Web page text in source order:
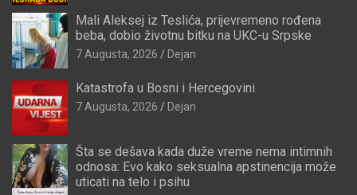
Mali Aleksej iz Teslića, prijevremeno rođena
beba, dobio životnu bitku na UKC-u Srpske
7 Augusta, 2026 Dejan
Katastrofa u Bosni i Hercegovini
7 Augusta, 2026 Dejan
Šta se dešava kada duže vreme nema intimnih
odnosa: Evo kako seksualna apstinencija može
uticati na telo i psihu